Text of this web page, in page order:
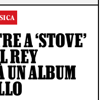
A ‘STOVE’
REY
UN ALBUM